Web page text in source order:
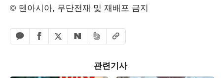
© 텐아시아, 무단전재 및 재배포 금지
카카오톡 공유하기
페이스북 공유하기
엑스 공유하기
네이버 공유하기
밴드 공유하기
URL복사
관련기사